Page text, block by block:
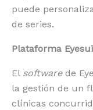
puede
de series.
Plataforma
El software de
la gestión de un
clínicas